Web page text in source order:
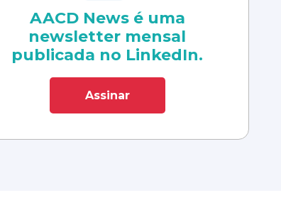
AACD News é uma
newsletter mensal
publicada no LinkedIn.
Assinar